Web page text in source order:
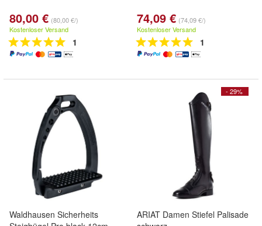
80,00 € (80,00 €/)
Kostenloser Versand
1
74,09 € (74,09 €/)
Kostenloser Versand
1
Waldhausen Sicherheits
- 29%
ARIAT Damen Stiefel Palisade